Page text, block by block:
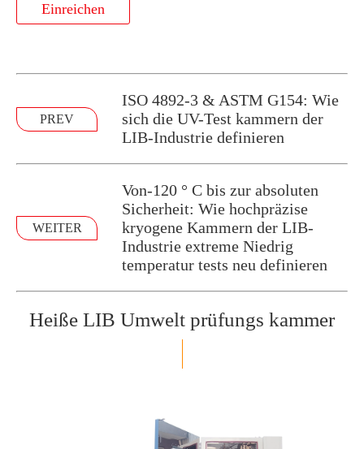
Einreichen
PREV
ISO 4892-3 & ASTM G154: Wie
sich die UV-Test kammern der
LIB-Industrie definieren
WEITER
Von-120 ° C bis zur absoluten
Sicherheit: Wie hochpräzise
kryogene Kammern der LIB-
Industrie extreme Niedrig
temperatur tests neu definieren
Heiße LIB Umwelt prüfungs kammer